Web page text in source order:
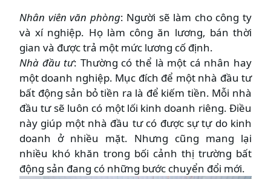
Nhân viên văn phòng: Người sẽ làm cho công ty
và xí nghiệp. Họ làm công ăn lương, bán thời
gian và được trả một mức lương cố định.
Nhà đầu tư: Thường có thể là một cá nhân hay
một doanh nghiệp. Mục đích để một nhà đầu tư
bất động sản bỏ tiền ra là để kiếm tiền. Mỗi nhà
đầu tư sẽ luôn có một lối kinh doanh riêng. Điều
này giúp một nhà đầu tư có được sự tự do kinh
doanh ở nhiều mặt. Nhưng cũng mang lại
nhiều khó khăn trong bối cảnh thị trường bất
động sản đang có những bước chuyển đổi mới.